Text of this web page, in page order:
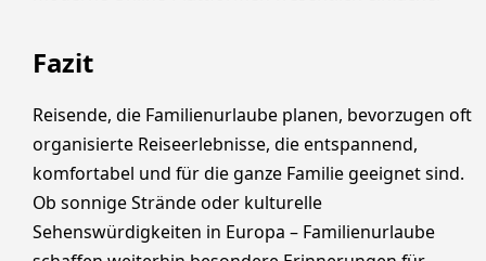
Fazit
Reisende, die Familienurlaube planen, bevorzugen oft
organisierte Reiseerlebnisse, die entspannend,
komfortabel und für die ganze Familie geeignet sind.
Ob sonnige Strände oder kulturelle
Sehenswürdigkeiten in Europa – Familienurlaube